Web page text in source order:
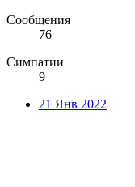
Сообщения
76
Симпатии
9
21 Янв 2022